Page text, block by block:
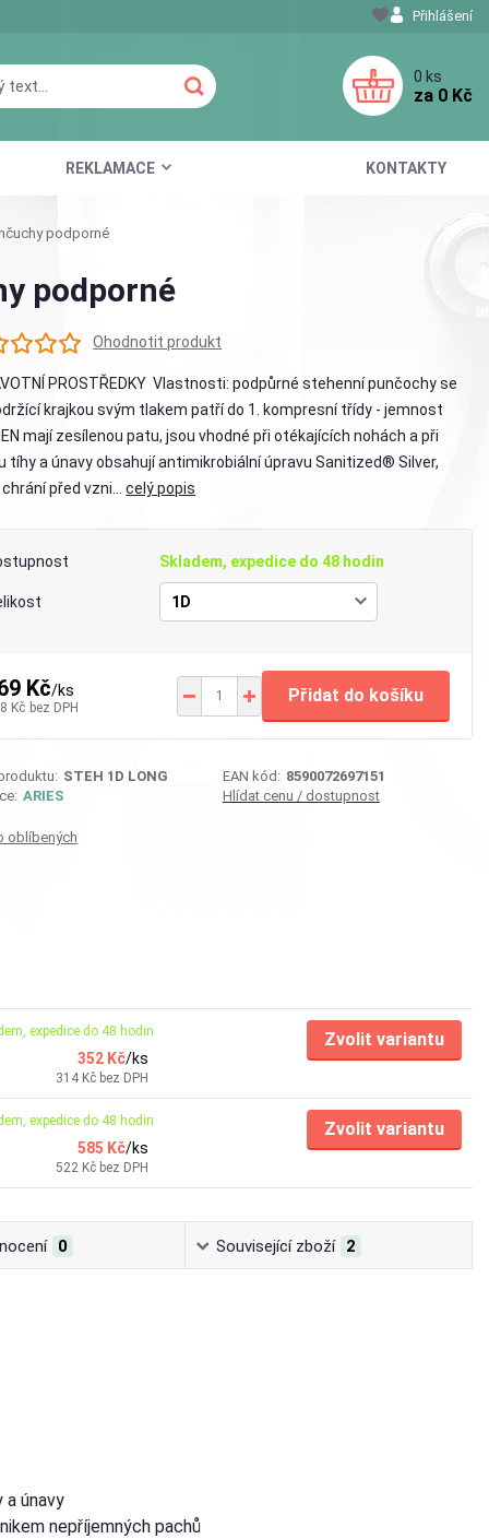
REKLAMACE KONTAKTY
Přihlášení
0 ks
za 0 Kč
podporné
podporné
Ohodnotit produkt
PROSTŘEDKY Vlastnosti: podpůrné stehenní punčochy se
krajkou svým tlakem patří do 1. kompresní třídy - jemnost
mají zesílenou patu, jsou vhodné při otékajících nohách a při
tíhy a únavy obsahují antimikrobiální úpravu Sanitized® Silver,
před vzni...celý popis
Skladem, expedice do 48 hodin
Kč/ks
Kč bez DPH
Přidat do košíku
STEH 1D LONG EAN kód: 8590072697151
ARIES Hlídat cenu / dostupnost
oblíbených
352 Kč/ks
314 Kč bez DPH
expedice do 48 hodin Zvolit variantu
585 Kč/ks
522 Kč bez DPH
expedice do 48 hodin Zvolit variantu
0 Související zboží 2
únavy
nepříjemných pachů